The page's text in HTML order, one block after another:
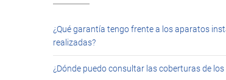
¿Qué garantía tengo frente a los aparatos
realizadas?
¿Dónde puedo consultar las coberturas de